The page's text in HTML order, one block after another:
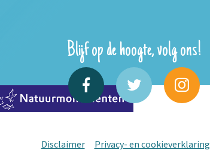
Blijf op de hoogte, volg ons!
Disclaimer Privacy- en cookieverklaring